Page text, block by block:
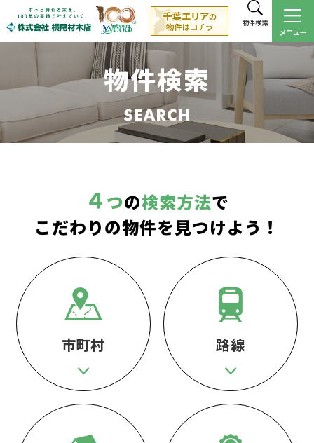
物件検索
物件検索
４ つの検索方法で
こだわりの物件を見つけよう！
市町村 路線